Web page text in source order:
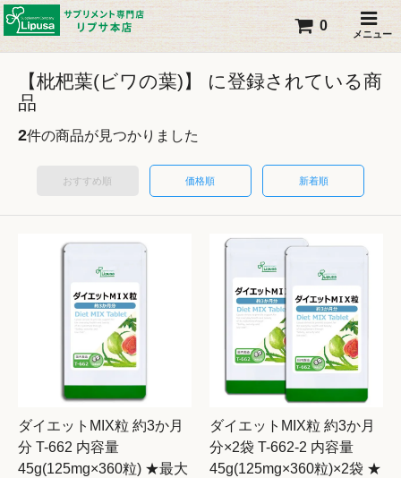
メニュー
0
【枇杷葉(ビワの葉)】 に登録されている商
品
2件の商品が見つかりました
おすすめ順 価格順 新着順
ダイエットMIX粒 約3か月
分 T-662 内容量
45g(125mg×360粒) ★最大
ダイエットMIX粒 約3か月
分×2袋 T-662-2 内容量
45g(125mg×360粒)×2袋 ★